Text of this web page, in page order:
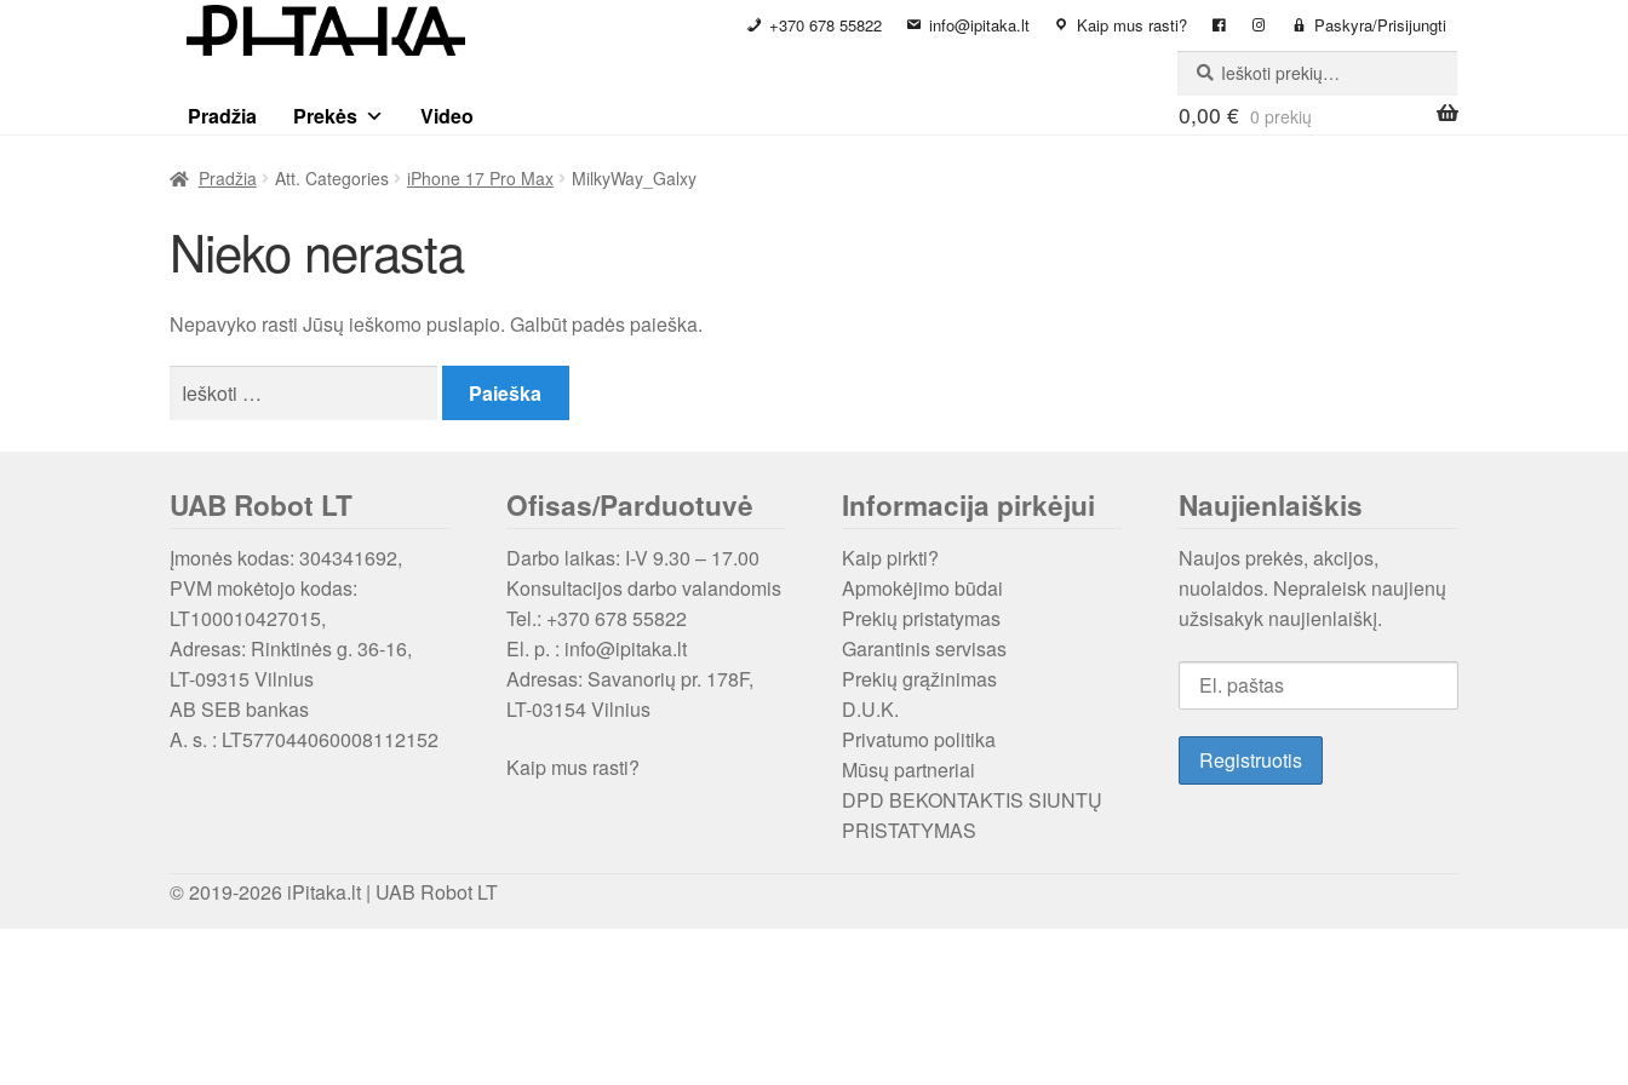
Pereiti
prie
Pereiti
prie
Paskyra/Prisijungti
Kaip mus rasti?
info@ipitaka.lt
+370 678 55822
Ieškoti:
Ieškoti
Pradžia Prekės Video 0,00 € 0 prekių
Pradžia Att. Categories iPhone 17 Pro Max MilkyWay_Galxy
Nieko nerasta
Nepavyko rasti Jūsų ieškomo puslapio. Galbūt padės paieška.
Ieškoti:
UAB Robot LT
Įmonės kodas: 304341692,
PVM mokėtojo kodas:
LT100010427015,
Adresas: Rinktinės g. 36-16,
LT-09315 Vilnius
AB SEB bankas
A. s. : LT577044060008112152
Ofisas/Parduotuvė
Darbo laikas: I-V 9.30 – 17.00
Konsultacijos darbo valandomis
Tel.: +370 678 55822
El. p. : info@ipitaka.lt
Adresas: Savanorių pr. 178F,
LT-03154 Vilnius
Kaip mus rasti?
Informacija pirkėjui
Kaip pirkti?
Apmokėjimo būdai
Prekių pristatymas
Garantinis servisas
Prekių grąžinimas
D.U.K.
Privatumo politika
Mūsų partneriai
DPD BEKONTAKTIS SIUNTŲ
PRISTATYMAS
Naujienlaiškis
Naujos prekės, akcijos,
nuolaidos. Nepraleisk naujienų
užsisakyk naujienlaiškį.
© 2019-2026 iPitaka.lt | UAB Robot LT